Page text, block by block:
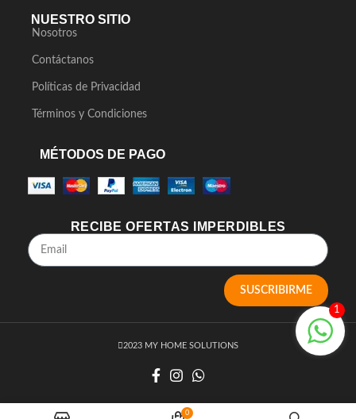
NUESTRO SITIO
Nosotros
Contáctanos
Políticas de Privacidad
Términos y Condiciones
MÉTODOS DE PAGO
RECIBE OFERTAS IMPERDIBLES
SUSCRIBIRME
2023 MY HOME SOLUTIONS
1
0